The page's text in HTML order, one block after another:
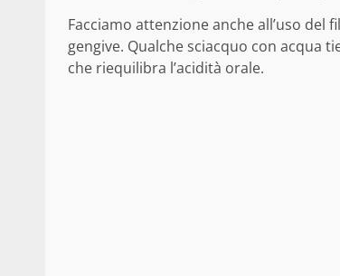
Facciamo attenzione anche all’uso
gengive. Qualche sciacquo con acqua
che riequilibra l’acidità orale.